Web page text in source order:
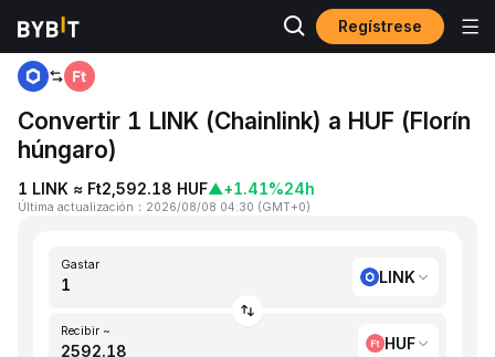
Regístrese
Inicio LINK to HUF
Convertir 1 LINK (Chainlink) a HUF (Florín
húngaro)
1 LINK ≈ Ft2,592.18 HUF▲+1.41%24h
Última actualización ： 2026/08/08 04:30 (GMT+0)
Gastar
LINK
Recibir ~
HUF